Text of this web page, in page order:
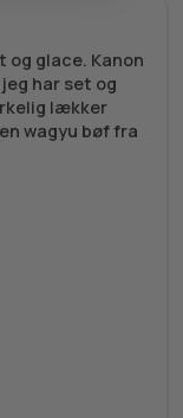
og glace. Kanon
har set og
lækker
wagyu bøf fra